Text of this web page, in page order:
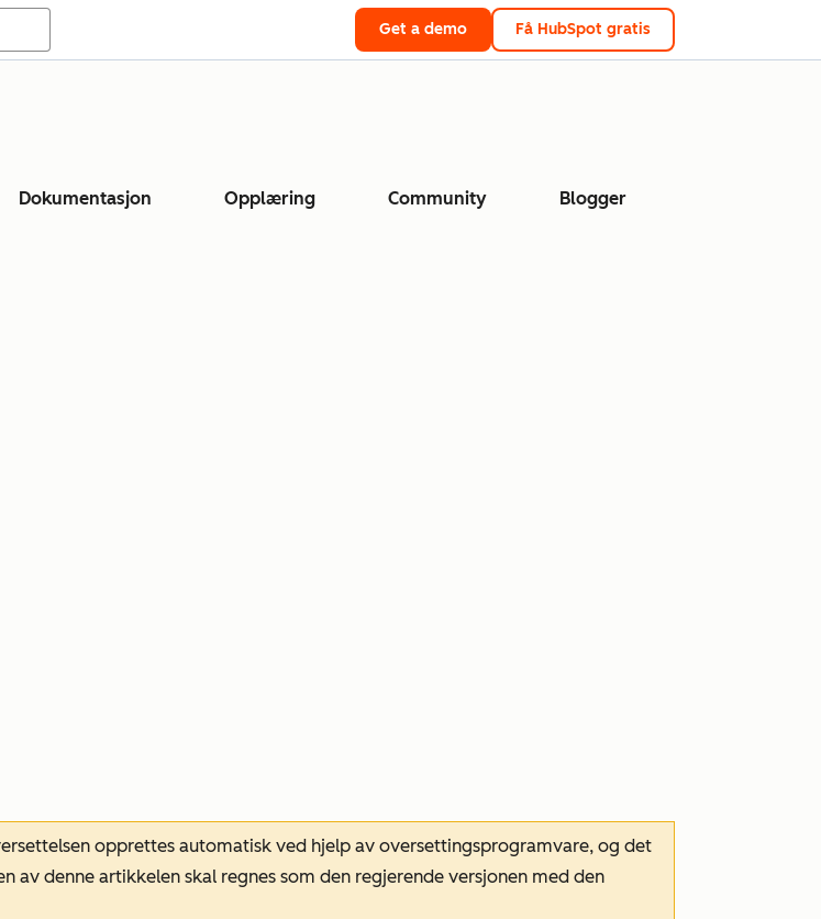
Get a demo Få HubSpot gratis
Dokumentasjon Opplæring Community Blogger
opprettes automatisk ved hjelp av oversettingsprogramvare, og det
av denne artikkelen skal regnes som den regjerende versjonen med den